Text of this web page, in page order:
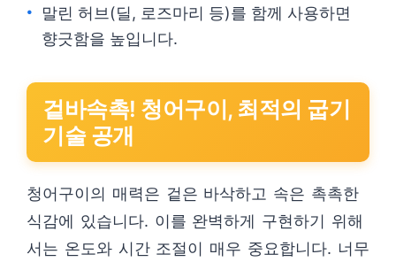
말린 허브(딜, 로즈마리 등)를 함께 사용하면
향긋함을 높입니다.
겉바속촉! 청어구이, 최적의 굽기
기술 공개
청어구이의 매력은 겉은 바삭하고 속은 촉촉한
식감에 있습니다. 이를 완벽하게 구현하기 위해
서는 온도와 시간 조절이 매우 중요합니다. 너무